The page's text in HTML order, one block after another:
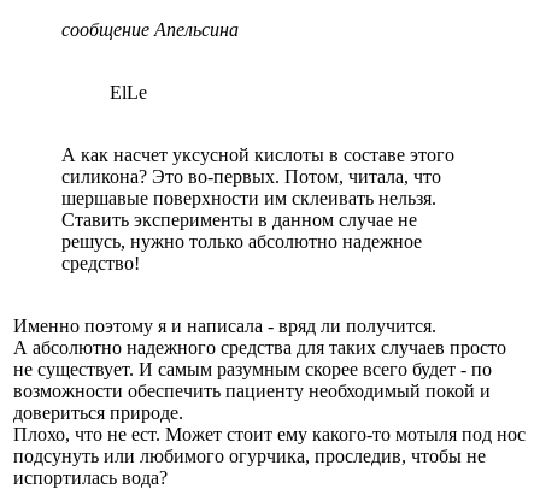
сообщение Апельсина
ElLe
А как насчет уксусной кислоты в составе этого
силикона? Это во-первых. Потом, читала, что
шершавые поверхности им склеивать нельзя.
Ставить эксперименты в данном случае не
решусь, нужно только абсолютно надежное
средство!
Именно поэтому я и написала - вряд ли получится.
А абсолютно надежного средства для таких случаев просто
не существует. И самым разумным скорее всего будет - по
возможности обеспечить пациенту необходимый покой и
довериться природе.
Плохо, что не ест. Может стоит ему какого-то мотыля под нос
подсунуть или любимого огурчика, проследив, чтобы не
испортилась вода?